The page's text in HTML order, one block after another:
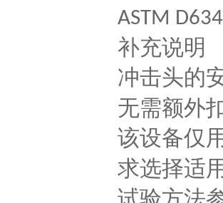
ASTM
补充说明
冲击头的
无需额外
该设备仅
求选择适